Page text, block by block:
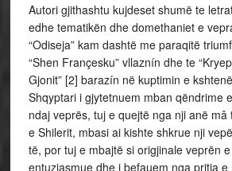
Autori gjithashtu kujdeset shumë te
edhe tematikën dhe domethaniet e
“Odiseja” kam dashtë me paraqitë
“Shen Françesku” vllaznín dhe te
Gjonit” [2] barazín në kuptimin e
Shqyptari i gjytetnuem mban qëndrime
ndaj veprës, tuj e quejtë nga nji anë mâ
e Shilerit, mbasi ai kishte shkrue nji
të, por tuj e mbajtë si origjinale veprën
entuziasmue dhe i befauem nga pritja e